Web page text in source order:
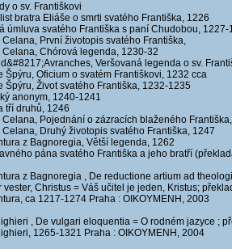
o sv. Františkovi
bratra Eliáše o smrti svatého Františka, 1226
úmluva svatého Františka s paní Chudobou, 1227-
Celana, První životopis svatého Františka,
Celana, Chórová legenda, 1230-32
Veršovaná legenda o sv.
Špýru, Oficium o svatém Františkovi, 1232 cca
Špýru, Život svatého Františka, 1232-1235
anonym, 1240-1241
tří druhů, 1246
Celana, Pojednání o zázracích blaženého
Celana, Druhý životopis svatého Františka, 1247
z Bagnoregia, Větší legenda, 1262
pána svatého Františka a jeho bratří
z Bagnoregia , De reductione artium ad
vester, Christus = Váš učitel je jeden, Kristus;
ca 1217-1274 Praha : OIKOYMENH, 2003
, De vulgari eloquentia = O rodném jazyce ;
1265-1321 Praha : OIKOYMENH, 2004